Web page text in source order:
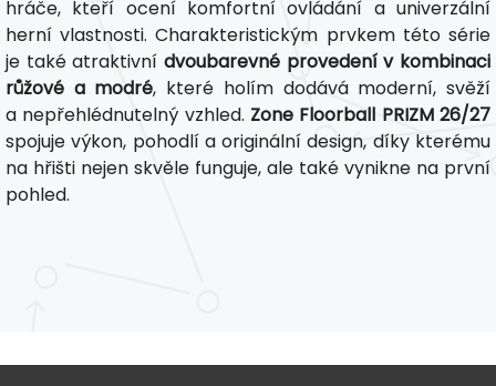
hráče, kteří ocení komfortní ovládání a univerzální
herní vlastnosti. Charakteristickým prvkem této série
je také atraktivní dvoubarevné provedení v kombinaci
růžové a modré, které holím dodává moderní, svěží
a nepřehlédnutelný vzhled. Zone Floorball PRIZM 26/27
spojuje výkon, pohodlí a originální design, díky kterému
na hřišti nejen skvěle funguje, ale také vynikne na první
pohled.